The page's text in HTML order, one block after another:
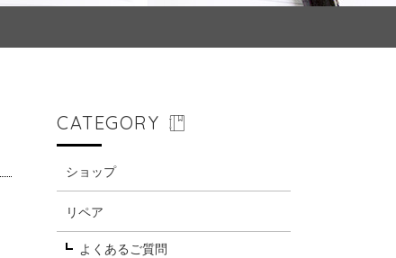
CATEGORY
ショップ
リペア
よくあるご質問